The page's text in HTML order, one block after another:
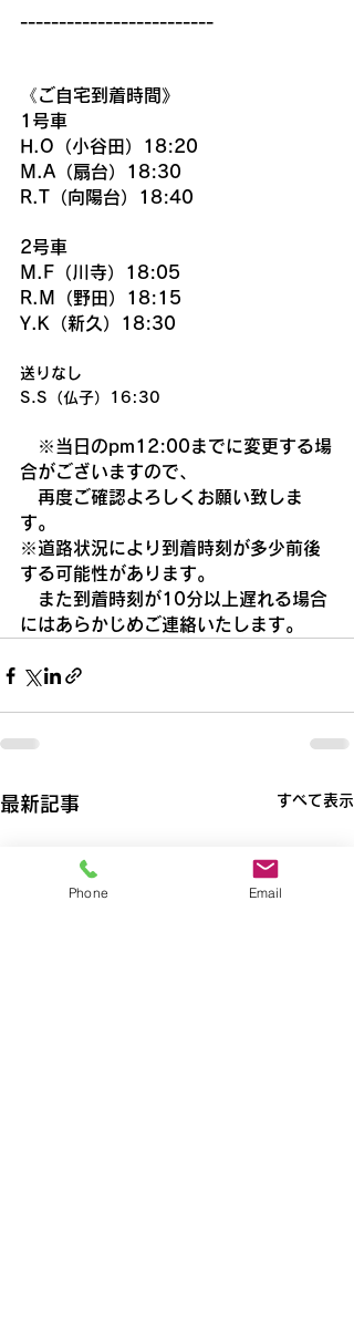
-------------------------
《ご自宅到着時間》
1号車
H.O（小谷田）18:20
M.A（扇台）18:30
R.T（向陽台）18:40
2号車
M.F（川寺）18:05
R.M（野田）18:15
Y.K（新久）18:30
送りなし
S.S（仏子）16:30
※当日のpm12:00までに変更する場
合がございますので、
再度ご確認よろしくお願い致しま
す。
※道路状況により到着時刻が多少前後
する可能性があります。
また到着時刻が10分以上遅れる場合
にはあらかじめご連絡いたします。
最新記事 すべて表示
Phone Email